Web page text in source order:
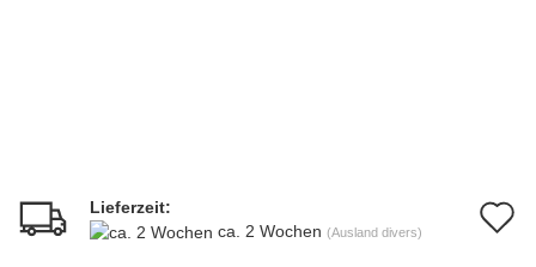
Lieferzeit:
ca. 2 Wochen (Ausland divers)